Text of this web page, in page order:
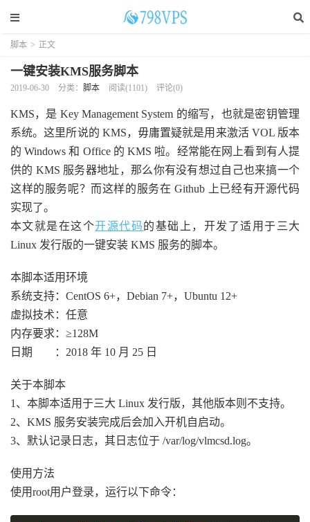
脚本 > 正文
一键安装KMS服务脚本
2019-06-30 分类： 脚本 阅读(1101) 评论(0)
KMS，是 Key Management System 的缩写，也就是密钥管理
系统。这里所说的 KMS，毋庸置疑就是用来激活 VOL 版本
的 Windows 和 Office 的 KMS 啦。经常能在网上看到有人提
供的 KMS 服务器地址，那么你有没有想过自己也来搞一个
这样的服务呢？而这样的服务在 Github 上已经有开源代码
实现了。
本文就是在这个开源代码的基础上，开发了适用于三大
Linux 发行版的一键安装 KMS 服务的脚本。
本脚本适用环境
系统支持：CentOS 6+，Debian 7+，Ubuntu 12+
虚拟技术：任意
内存要求：≥128M
日期 ：2018 年 10 月 25 日
关于本脚本
1、本脚本适用于三大 Linux 发行版，其他版本则不支持。
2、KMS 服务安装完成后会加入开机自启动。
3、默认记录日志，其日志位于 /var/log/vlmcsd.log。
使用方法
使用root用户登录，运行以下命令：